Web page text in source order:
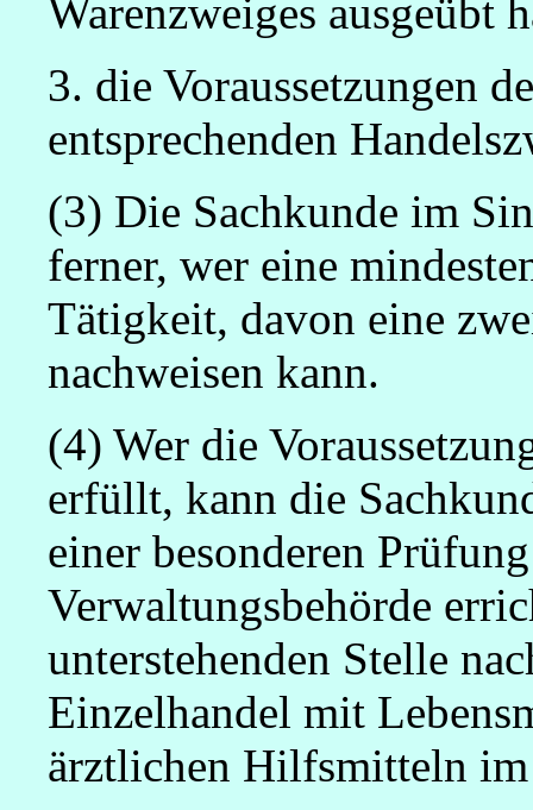
Warenzweiges ausgeübt
3. die Voraussetzungen
entsprechenden
(3) Die Sachkunde im
ferner, wer eine
Tätigkeit, davon eine
nachweisen kann.
(4) Wer die
erfüllt, kann die
einer besonderen
Verwaltungsbehörde
unterstehenden Stelle
Einzelhandel mit
ärztlichen Hilfsmitteln